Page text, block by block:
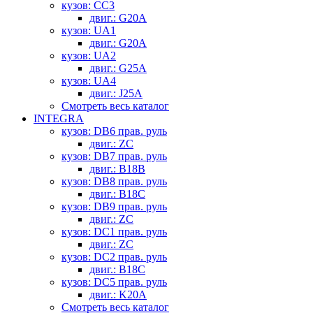
кузов: CC3
двиг.: G20A
кузов: UA1
двиг.: G20A
кузов: UA2
двиг.: G25A
кузов: UA4
двиг.: J25A
Смотреть весь каталог
INTEGRA
кузов: DB6 прав. руль
двиг.: ZC
кузов: DB7 прав. руль
двиг.: B18B
кузов: DB8 прав. руль
двиг.: B18C
кузов: DB9 прав. руль
двиг.: ZC
кузов: DC1 прав. руль
двиг.: ZC
кузов: DC2 прав. руль
двиг.: B18C
кузов: DC5 прав. руль
двиг.: K20A
Смотреть весь каталог